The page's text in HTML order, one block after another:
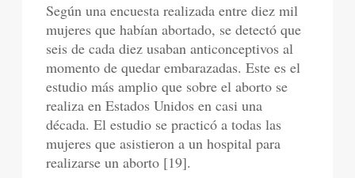
Según una encuesta realizada entre diez mil
mujeres que habían abortado, se detectó que
seis de cada diez usaban anticonceptivos al
momento de quedar embarazadas. Este es el
estudio más amplio que sobre el aborto se
realiza en Estados Unidos en casi una
década. El estudio se practicó a todas las
mujeres que asistieron a un hospital para
realizarse un aborto [19].